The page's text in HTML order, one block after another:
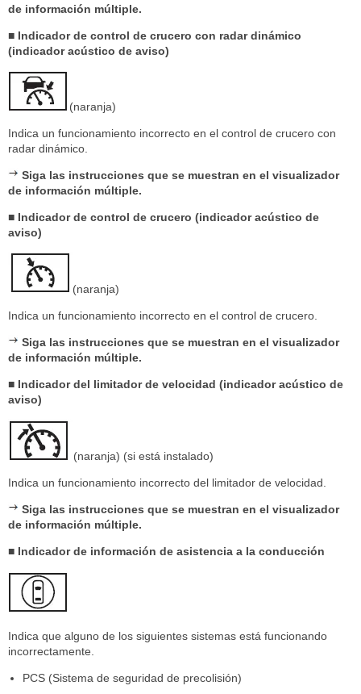
de información múltiple.
■ Indicador de control de crucero con radar dinámico
(indicador acústico de aviso)
(naranja)
Indica un funcionamiento incorrecto en el control de crucero con
radar dinámico.
Siga las instrucciones que se muestran en el visualizador
de información múltiple.
■ Indicador de control de crucero (indicador acústico de
aviso)
(naranja)
Indica un funcionamiento incorrecto en el control de crucero.
Siga las instrucciones que se muestran en el visualizador
de información múltiple.
■ Indicador del limitador de velocidad (indicador acústico de
aviso)
(naranja) (si está instalado)
Indica un funcionamiento incorrecto del limitador de velocidad.
Siga las instrucciones que se muestran en el visualizador
de información múltiple.
■ Indicador de información de asistencia a la conducción
Indica que alguno de los siguientes sistemas está funcionando
incorrectamente.
PCS (Sistema de seguridad de precolisión)